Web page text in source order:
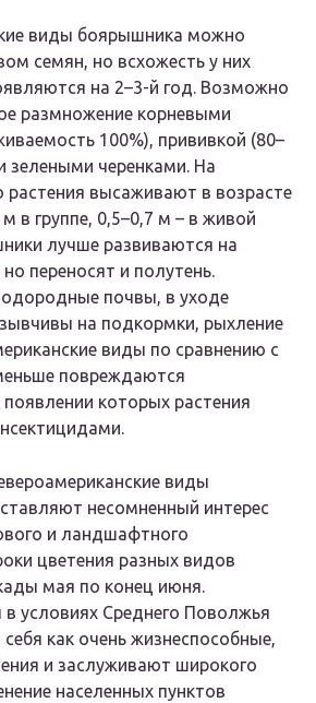
виды боярышника можно
семян, но всхожесть у них
на 2–3-й год. Возможно
размножение корневыми
100%), прививкой (80–
зелеными черенками. На
растения высаживают в возрасте
м в группе, 0,5–0,7 м – в живой
лучше развиваются на
переносят и полутень.
почвы, в уходе
на подкормки, рыхление
виды по сравнению с
повреждаются
которых растения
виды
несомненный интерес
и ландшафтного
цветения разных видов
мая по конец июня.
условиях Среднего Поволжья
как очень жизнеспособные,
и заслуживают широкого
населенных пунктов